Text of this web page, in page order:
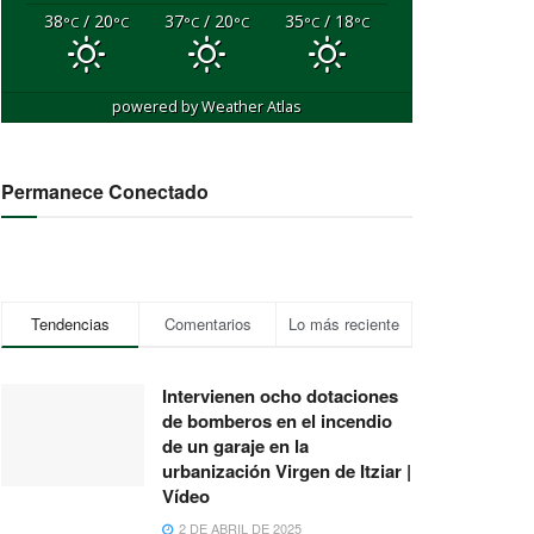
38°C/ 20°C 37°C/ 20°C 35°C/ 18°C
powered byWeather Atlas
Permanece Conectado
Tendencias Comentarios Lo más reciente
Intervienen ocho dotaciones
de bomberos en el incendio
de un garaje en la
urbanización Virgen de Itziar |
Vídeo
2 DE ABRIL DE 2025